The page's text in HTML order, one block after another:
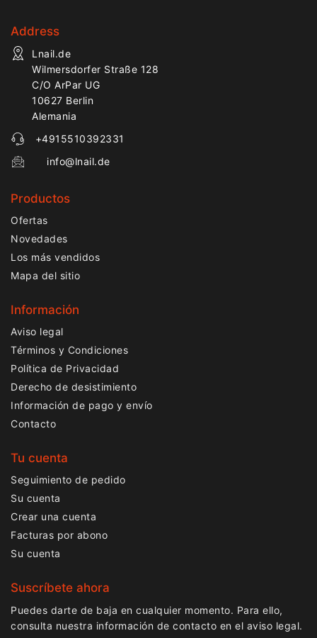
Address
Lnail.de
Wilmersdorfer Straße 128
C/O ArPar UG
10627 Berlin
Alemania
+4915510392331
info@lnail.de
Productos
Ofertas
Novedades
Los más vendidos
Mapa del sitio
Información
Aviso legal
Términos y Condiciones
Política de Privacidad
Derecho de desistimiento
Información de pago y envío
Contacto
Tu cuenta
Seguimiento de pedido
Su cuenta
Crear una cuenta
Facturas por abono
Su cuenta
Suscríbete ahora
Puedes darte de baja en cualquier momento. Para ello,
consulta nuestra información de contacto en el aviso legal.